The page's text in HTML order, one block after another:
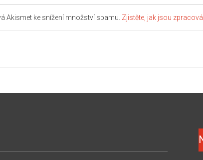
Akismet ke snížení množství spamu. Zjistěte, jak jsou